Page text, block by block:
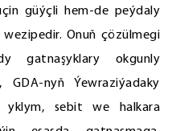
güýçli hem-de peýdaly
Onuň çözülmegi
gatnaşyklary okgunly
nyň Ýewraziýadaky
yklym, sebit we halkara